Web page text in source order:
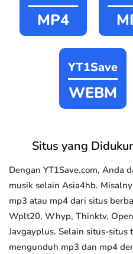
MP4
YT1Save
WEBM
Situs yang
Dengan YT1Save.com, Anda
musik selain Asia4hb.
mp3 atau mp4 dari situs
Wplt20, Whyp, Thinktv,
Javgayplus. Selain situs-situs
mengunduh mp3 dan mp4